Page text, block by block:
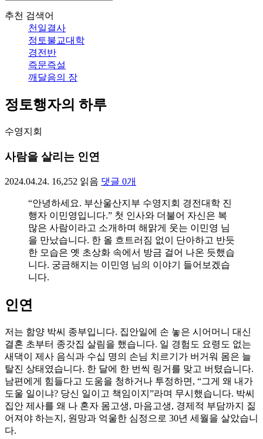
추천 검색어
천일결사
정토불교대학
경전반
즉문즉설
깨달음의 장
정토행자의 하루
수영지회
사람을 살리는 인연
2024.04.24. 16,252 읽음 댓글 0개
“안녕하세요. 부산울산지부 수영지회 경전대학 진
행자 이민영입니다.” 첫 인사와 더불어 자신은 복
많은 사람이라고 소개하며 해맑게 웃는 이민영 님
을 만났습니다. 한 올 흐트러짐 없이 단아하고 반듯
한 모습은 옛 초상화 속에서 방금 걸어 나온 듯했습
니다. 궁금해지는 이민영 님의 이야기 들어보겠습
니다.
인연
저는 함양 박씨 종부입니다. 집안일에 손 놓은 시어머니 대신
결혼 초부터 종갓집 살림을 했습니다. 일 경험도 요령도 없는
새댁이 제사 음식과 수십 명의 손님 치르기가 버거워 몸은 늘
탈진 상태였습니다. 한 달에 한 번씩 링거를 맞고 버텼습니다.
남편에게 힘들다고 도움을 청하거나 투정하면, “그게 왜 내가
도울 일이냐? 당신 일이고 책임이지”라며 무시했습니다. 박씨
집안 제사를 왜 나 혼자 몸고생, 마음고생, 경제적 부담까지 짊
어져야 하는지, 원망과 억울한 심정으로 30년 세월을 살았습니
다.